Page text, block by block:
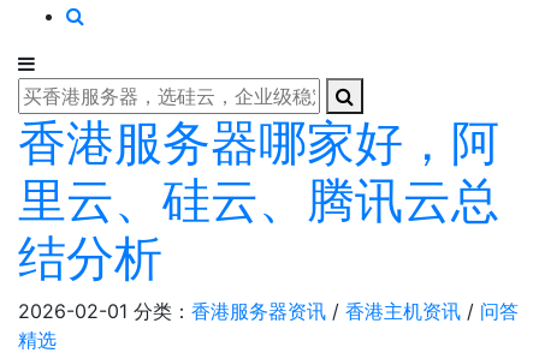
香港服务器哪家好，阿
里云、硅云、腾讯云总
结分析
2026-02-01 分类： 香港服务器资讯 / 香港主机资讯 / 问答
精选